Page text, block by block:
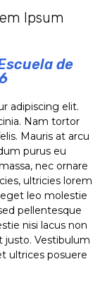
Ipsum
de
adipiscing elit.
Nam tortor
Mauris at arcu
purus eu
nec ornare
ultricies lorem
leo molestie
pellentesque
nisi lacus non
justo. Vestibulum
ultrices posuere